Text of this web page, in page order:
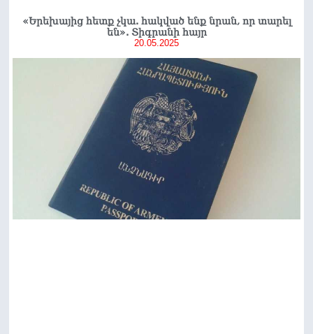
«Երեխայից հետք չկա. հակված ենք նրան, որ տարել
են». Տիգրանի հայր
20.05.2025